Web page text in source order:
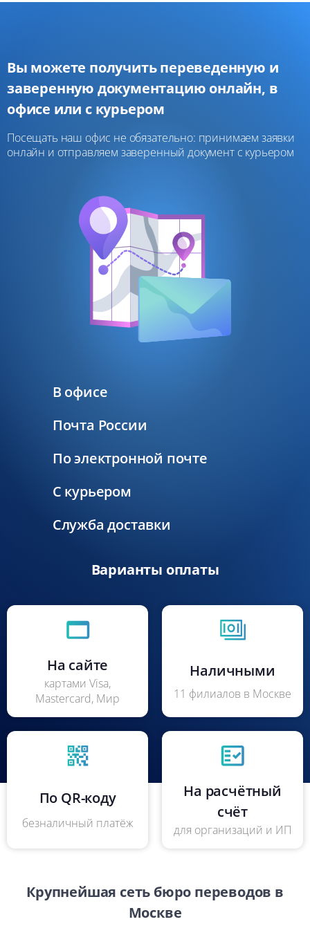
Вы можете получить переведенную и
заверенную документацию онлайн, в
офисе или с курьером
Посещать наш офис не обязательно: принимаем заявки
онлайн и отправляем заверенный документ с курьером
В офисе
Почта России
По электронной почте
С курьером
Служба доставки
Варианты оплаты
На сайте
картами Visa,
Mastercard, Мир
Наличными
11 филиалов в Москве
По QR-коду
безналичный платёж
На расчётный
счёт
для организаций и ИП
Крупнейшая сеть бюро переводов в
Москве